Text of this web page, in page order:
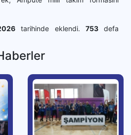
tarihinde eklendi. 753defa